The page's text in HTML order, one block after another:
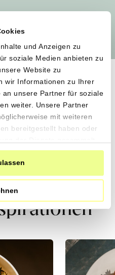
und Anzeigen zu
soziale Medien anbieten zu
Website zu
wir Informationen zu Ihrer
an unsere Partner für soziale
weiter. Unsere Partner
mit weiteren
bereitgestellt haben oder
verarbeitet.
Geschmack.
zu dir.